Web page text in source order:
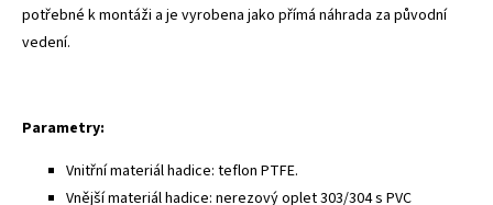
potřebné k montáži a je vyrobena jako přímá náhrada za původní
vedení.
Parametry:
Vnitřní materiál hadice: teflon PTFE.
Vnější materiál hadice: nerezový oplet 303/304 s PVC